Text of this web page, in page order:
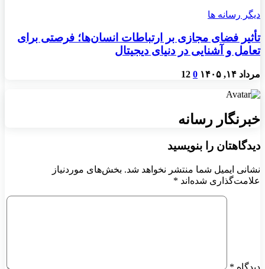
دیگر رسانه ها
تأثیر فضای مجازی بر ارتباطات انسان‌ها؛ فرصتی برای
تعامل و آشنایی در دنیای دیجیتال
مرداد ۱۴, ۱۴۰۵ 0
12
خبرنگار رسانه
دیدگاهتان را بنویسید
نشانی ایمیل شما منتشر نخواهد شد. بخش‌های موردنیاز
علامت‌گذاری شده‌اند *
دیدگاه *